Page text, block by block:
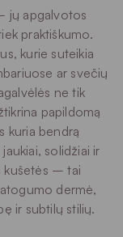
jų apgalvotos
praktiškumo.
kurie suteikia
ar svečių
ne tik
papildomą
kuria bendrą
solidžiai ir
kušetės – tai
dermė,
ir subtilų stilių.